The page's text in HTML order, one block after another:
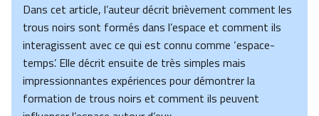
Dans cet article, l’auteur décrit brièvement comment les
trous noirs sont formés dans l’espace et comment ils
interagissent avec ce qui est connu comme ‘espace-
temps’. Elle décrit ensuite de très simples mais
impressionnantes expériences pour démontrer la
formation de trous noirs et comment ils peuvent